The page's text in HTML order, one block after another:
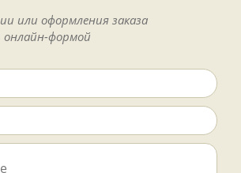
или оформления заказа
онлайн-формой